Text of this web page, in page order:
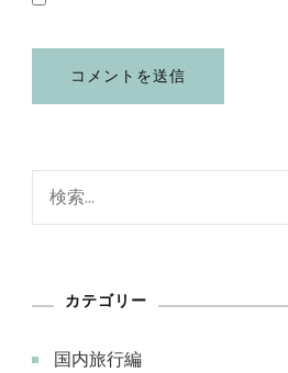
カテゴリー
国内旅行編